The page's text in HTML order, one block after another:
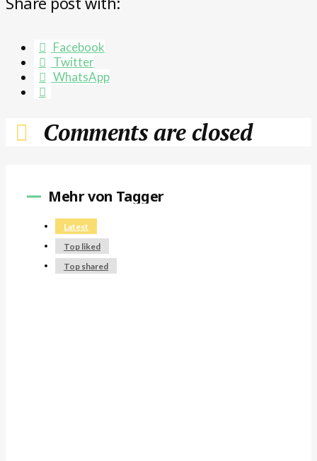
Facebook
Twitter
WhatsApp
Comments are closed
Mehr von Tagger
Latest
Top liked
Top shared